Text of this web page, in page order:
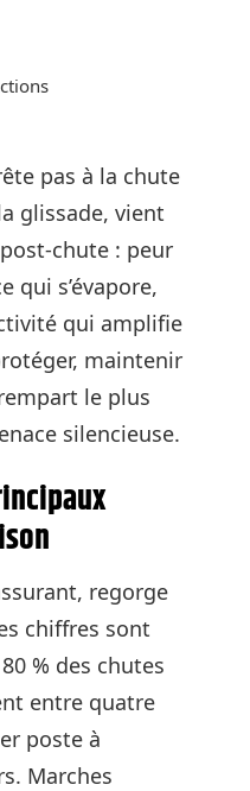
pas à la chute
glissade, vient
chute : peur
qui s’évapore,
qui amplifie
maintenir
le plus
silencieuse.
regorge
chiffres sont
% des chutes
entre quatre
poste à
Marches